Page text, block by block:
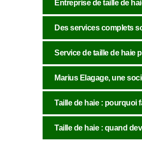
Entreprise de taille de
Des services complets
Service de taille de haie
Marius Elagage, une
Taille de haie : pourquoi
Taille de haie : quand